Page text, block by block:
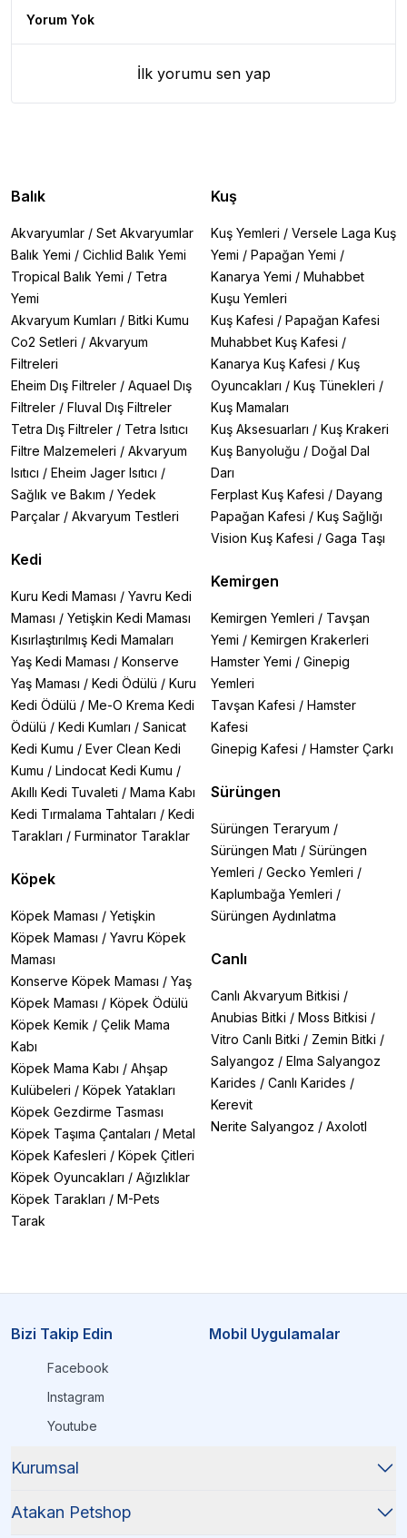
Yorum Yok
İlk yorumu sen yap
Balık
Akvaryumlar / Set Akvaryumlar
Balık Yemi / Cichlid Balık Yemi
Tropical Balık Yemi / Tetra
Yemi
Akvaryum Kumları / Bitki Kumu
Co2 Setleri / Akvaryum
Filtreleri
Eheim Dış Filtreler / Aquael Dış
Filtreler / Fluval Dış Filtreler
Tetra Dış Filtreler / Tetra Isıtıcı
Filtre Malzemeleri / Akvaryum
Isıtıcı / Eheim Jager Isıtıcı /
Sağlık ve Bakım / Yedek
Parçalar / Akvaryum Testleri
Kedi
Kuru Kedi Maması / Yavru Kedi
Maması / Yetişkin Kedi Maması
Kısırlaştırılmış Kedi Mamaları
Yaş Kedi Maması / Konserve
Yaş Maması / Kedi Ödülü / Kuru
Kedi Ödülü / Me-O Krema Kedi
Ödülü / Kedi Kumları / Sanicat
Kedi Kumu / Ever Clean Kedi
Kumu / Lindocat Kedi Kumu /
Akıllı Kedi Tuvaleti / Mama Kabı
Kedi Tırmalama Tahtaları / Kedi
Tarakları / Furminator Taraklar
Köpek
Köpek Maması / Yetişkin
Köpek Maması / Yavru Köpek
Maması
Konserve Köpek Maması / Yaş
Köpek Maması / Köpek Ödülü
Köpek Kemik / Çelik Mama
Kabı
Köpek Mama Kabı / Ahşap
Kulübeleri / Köpek Yatakları
Köpek Gezdirme Tasması
Köpek Taşıma Çantaları / Metal
Köpek Kafesleri / Köpek Çitleri
Köpek Oyuncakları / Ağızlıklar
Köpek Tarakları / M-Pets
Tarak
Kuş
Kuş Yemleri / Versele Laga Kuş
Yemi / Papağan Yemi /
Kanarya Yemi / Muhabbet
Kuşu Yemleri
Kuş Kafesi / Papağan Kafesi
Muhabbet Kuş Kafesi /
Kanarya Kuş Kafesi / Kuş
Oyuncakları / Kuş Tünekleri /
Kuş Mamaları
Kuş Aksesuarları / Kuş Krakeri
Kuş Banyoluğu / Doğal Dal
Darı
Ferplast Kuş Kafesi / Dayang
Papağan Kafesi / Kuş Sağlığı
Vision Kuş Kafesi / Gaga Taşı
Kemirgen
Kemirgen Yemleri / Tavşan
Yemi / Kemirgen Krakerleri
Hamster Yemi / Ginepig
Yemleri
Tavşan Kafesi / Hamster
Kafesi
Ginepig Kafesi / Hamster Çarkı
Sürüngen
Sürüngen Teraryum /
Sürüngen Matı / Sürüngen
Yemleri / Gecko Yemleri /
Kaplumbağa Yemleri /
Sürüngen Aydınlatma
Canlı
Canlı Akvaryum Bitkisi /
Anubias Bitki / Moss Bitkisi /
Vitro Canlı Bitki / Zemin Bitki /
Salyangoz / Elma Salyangoz
Karides / Canlı Karides /
Kerevit
Nerite Salyangoz / Axolotl
Bizi Takip Edin
Facebook
Instagram
Youtube
Mobil Uygulamalar
Kurumsal
Atakan Petshop